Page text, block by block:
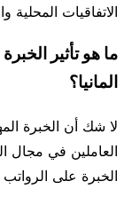
الاتفاقيات
ما هو تأثير
المانيا؟
لا شك أن الخبرة
العاملين في مجال
الخبرة على